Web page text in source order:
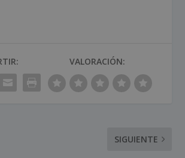
VALORACIÓN:
SIGUIENTE